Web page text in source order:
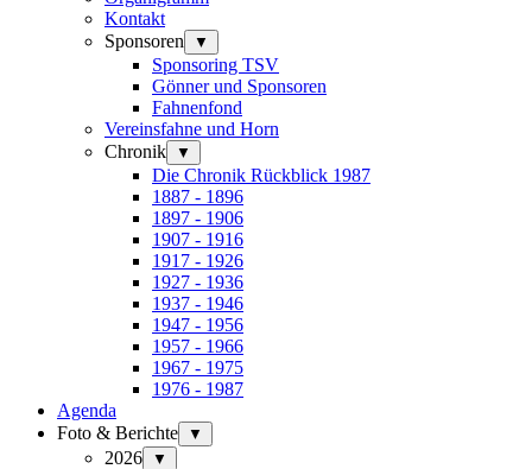
Kontakt
Sponsoren
▼
Sponsoring TSV
Gönner und Sponsoren
Fahnenfond
Vereinsfahne und Horn
Chronik
▼
Die Chronik Rückblick 1987
1887 - 1896
1897 - 1906
1907 - 1916
1917 - 1926
1927 - 1936
1937 - 1946
1947 - 1956
1957 - 1966
1967 - 1975
1976 - 1987
Agenda
Foto & Berichte
▼
2026 ▼